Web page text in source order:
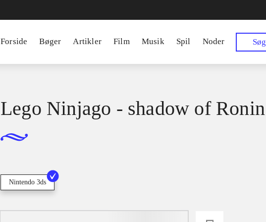
Forside Bøger Artikler Film Musik Spil Noder Søg
Lego Ninjago - shadow of Ronin
Nintendo 3ds